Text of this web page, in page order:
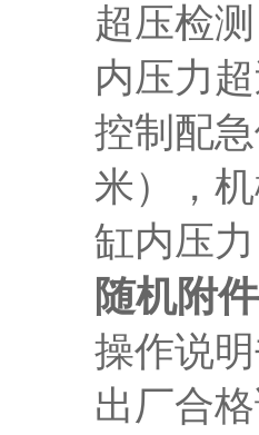
超压检
内压力
控制配
米），
缸内压
随机附件
操作说
出厂合